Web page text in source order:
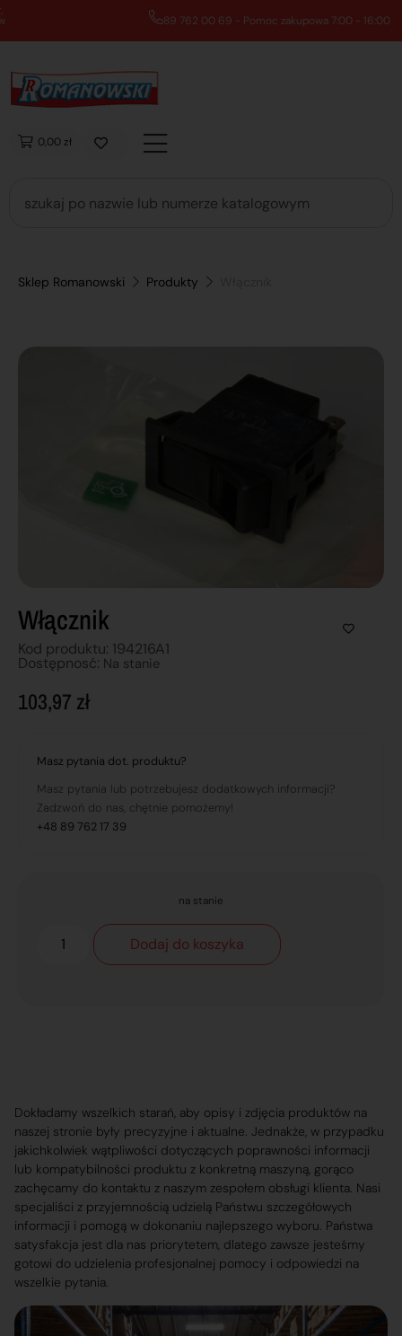
89 762 00 69 - Pomoc zakupowa 7:00 - 16:00
0,00 zł
Sklep Romanowski Produkty
Włącznik
Kod produktu: 194216A1
Dostępnosć: Na stanie
103,97 zł
Masz pytania dot. produktu?
Masz pytania lub potrzebujesz dodatkowych informacji?
Zadzwoń do nas, chętnie pomożemy!
+48 89 762 17 39
na stanie
Dodaj do koszyka
Dokładamy wszelkich starań, aby opisy i zdjęcia produktów na
naszej stronie były precyzyjne i aktualne. Jednakże, w przypadku
jakichkolwiek wątpliwości dotyczących poprawności informacji
lub kompatybilności produktu z konkretną maszyną, gorąco
zachęcamy do kontaktu z naszym zespołem obsługi klienta. Nasi
specjaliści z przyjemnością udzielą Państwu szczegółowych
informacji i pomogą w dokonaniu najlepszego wyboru. Państwa
satysfakcja jest dla nas priorytetem, dlatego zawsze jesteśmy
gotowi do udzielenia profesjonalnej pomocy i odpowiedzi na
wszelkie pytania.